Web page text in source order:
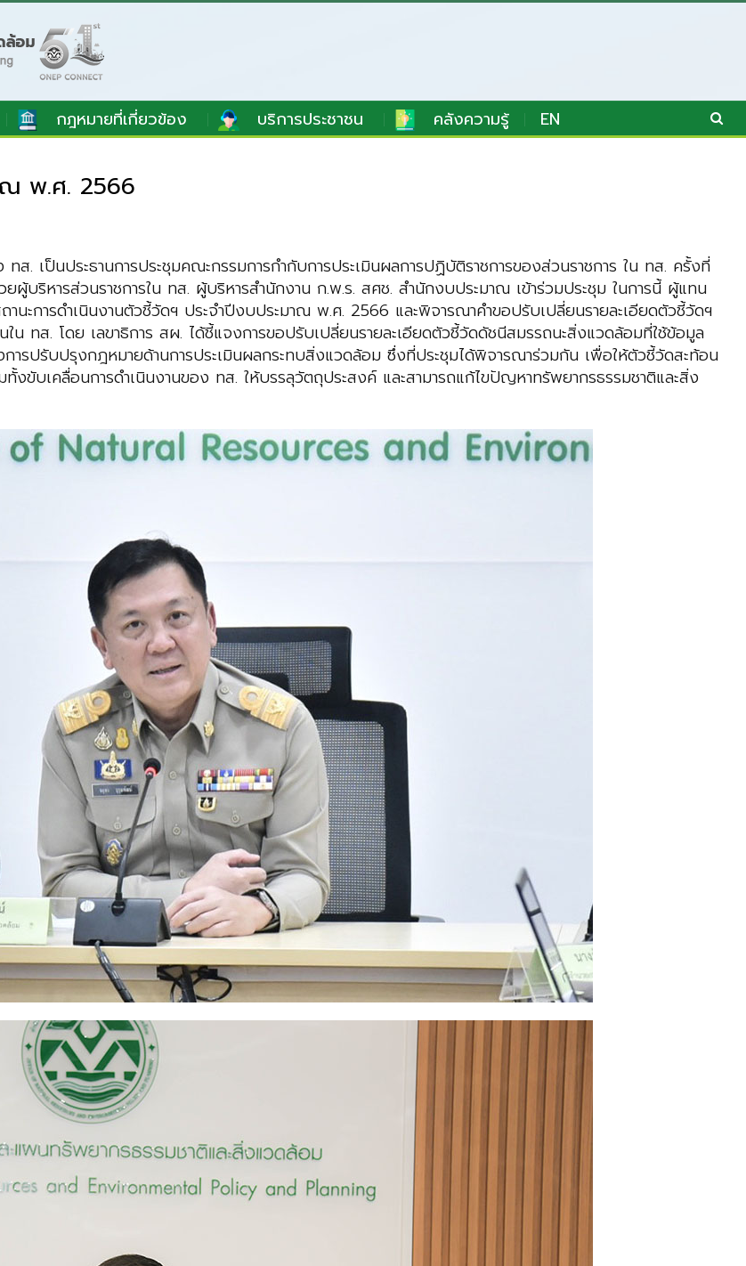
กฎหมายที่เกี่ยวข้อง บริการประชาชน คลังความรู้ EN
ณ พ.ศ. 2566
ป็นประธานการประชุมคณะกรรมการกำกับการประเมินผลการปฏิบัติราชการของส่วนราชการ ใน ทส. ครั้งที่
ผู้บริหารส่วนราชการใน ทส. ผู้บริหารสำนักงาน ก.พ.ร. สศช. สำนักงบประมาณ เข้าร่วมประชุม ในการนี้ ผู้แทน
ะการดำเนินงานตัวชี้วัดฯ ประจำปีงบประมาณ พ.ศ. 2566 และพิจารณาคำขอปรับเปลี่ยนรายละเอียดตัวชี้วัดฯ
ทส. โดย เลขาธิการ สผ. ได้ชี้แจงการขอปรับเปลี่ยนรายละเอียดตัวชี้วัดดัชนีสมรรถนะสิ่งแวดล้อมที่ใช้ข้อมูล
การปรับปรุงกฎหมายด้านการประเมินผลกระทบสิ่งแวดล้อม ซึ่งที่ประชุมได้พิจารณาร่วมกัน เพื่อให้ตัวชี้วัดสะท้อน
บเคลื่อนการดำเนินงานของ ทส. ให้บรรลุวัตถุประสงค์ และสามารถแก้ไขปัญหาทรัพยากรธรรมชาติและสิ่ง